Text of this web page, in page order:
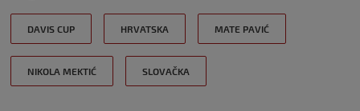
DAVIS CUP HRVATSKA MATE PAVIĆ
NIKOLA MEKTIĆ SLOVAČKA